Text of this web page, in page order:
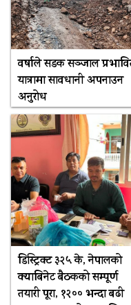
वर्षाले सडक सञ्जाल
यात्रामा सावधानी अपनाउन
अनुरोध
डिस्ट्रिक्ट ३२५ के, नेपालको
क्याबिनेट बैठकको सम्पूर्ण
तयारी पूरा, १२०० भन्दा बढी